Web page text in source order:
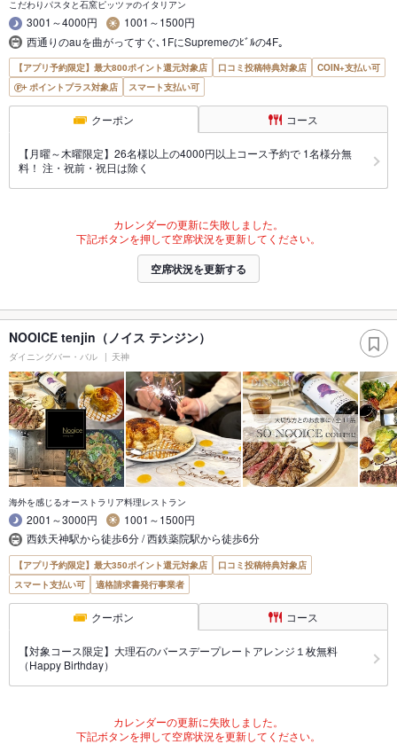
こだわりパスタと石窯ピッツァのイタリアン
3001～4000円
1001～1500円
西通りのauを曲がってすぐ､1FにSupremeのﾋﾞﾙの4F｡
【アプリ予約限定】最大800ポイント還元対象店 口コミ投稿特典対象店
COIN+支払い可
ポイントプラス対象店
スマート支払い可
クーポン コース
【月曜～木曜限定】26名様以上の4000円以上コース予約で 1名様分無
料！ 注・祝前・祝日は除く
カレンダーの更新に失敗しました。
下記ボタンを押して空席状況を更新してください。
空席状況を更新する
NOOICE tenjin（ノイス テンジン）
ダイニングバー・バル 天神
海外を感じるオーストラリア料理レストラン
2001～3000円
1001～1500円
西鉄天神駅から徒歩6分 / 西鉄薬院駅から徒歩6分
【アプリ予約限定】最大350ポイント還元対象店
口コミ投稿特典対象店
スマート支払い可
適格請求書発行事業者
クーポン コース
【対象コース限定】大理石のバースデープレートアレンジ１枚無料
（Happy Birthday）
カレンダーの更新に失敗しました。
下記ボタンを押して空席状況を更新してください。